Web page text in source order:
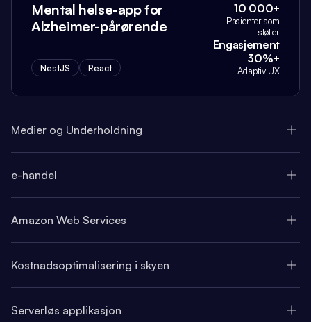
Mental helse-app for
Alzheimer-pårørende
NestJS React
10 000+
Pasienter som
støtter
Engasjement
30%+
Adaptiv UX
Medier og Underholdning
e-handel
Amazon Web Services
Kostnadsoptimalisering i skyen
Serverløs applikasjon